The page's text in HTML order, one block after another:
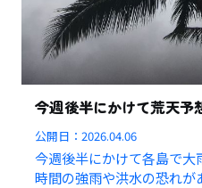
今週後半にかけて荒天予
公開日：2026.04.06
今週後半にかけて各島で大
時間の強雨や洪水の恐れが